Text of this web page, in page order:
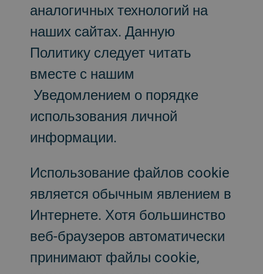
аналогичных технологий на
наших сайтах. Данную
Политику следует читать
вместе с нашим
Уведомлением о порядке
использования личной
информации.
Использование файлов cookie
является обычным явлением в
Интернете. Хотя большинство
веб-браузеров автоматически
принимают файлы cookie,